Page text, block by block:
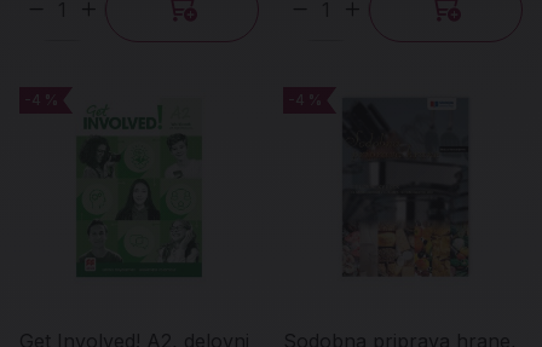
Količina Količina
-4 %
Get Involved! A2, delovni
-4 % -4 %
Sodobna priprava hrane,
-4 %